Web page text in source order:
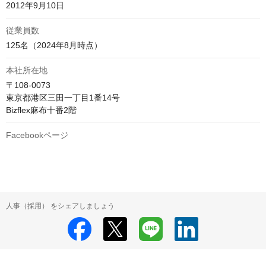
2012年9月10日
従業員数
125名（2024年8月時点）
本社所在地
〒108-0073
東京都港区三田一丁目1番14号
Bizflex麻布十番2階
Facebookページ
人事（採用） をシェアしましょう